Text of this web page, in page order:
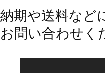
納期や送料など
お問い合わせく